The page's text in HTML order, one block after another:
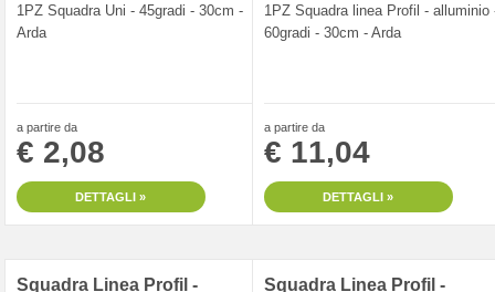
1PZ Squadra Uni - 45gradi - 30cm -
Arda
a partire da
€ 2,08
DETTAGLI »
1PZ Squadra linea Profil - alluminio
60gradi - 30cm - Arda
a partire da
€ 11,04
DETTAGLI »
Squadra Linea Profil -
Squadra Linea Profil -